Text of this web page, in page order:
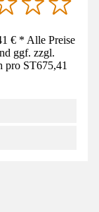
€ * Alle Preise
ggf. zzgl.
pro ST675,41